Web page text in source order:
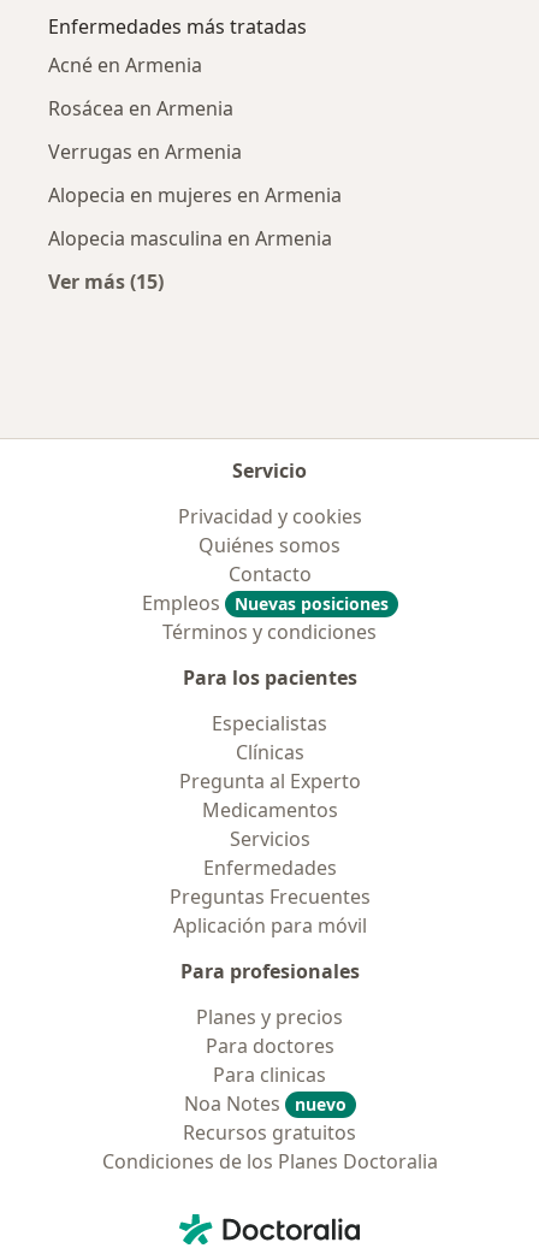
Enfermedades más tratadas
Acné en Armenia
Rosácea en Armenia
Verrugas en Armenia
Alopecia en mujeres en Armenia
Alopecia masculina en Armenia
Ver más (15)
Servicio
Privacidad y cookies
Quiénes somos
Contacto
Empleos
Nuevas posiciones
Términos y condiciones
Para los pacientes
Especialistas
Clínicas
Pregunta al Experto
Medicamentos
Servicios
Enfermedades
Preguntas Frecuentes
Aplicación para móvil
Para profesionales
Planes y precios
Para doctores
Para clinicas
Noa Notes
nuevo
Recursos gratuitos
Condiciones de los Planes Doctoralia
Doctoralia - Página de inicio